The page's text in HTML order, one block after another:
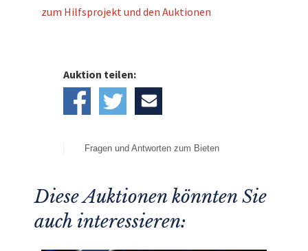
zum Hilfsprojekt und den Auktionen
Auktion teilen:
Fragen und Antworten zum Bieten
Diese Auktionen könnten Sie
auch interessieren: